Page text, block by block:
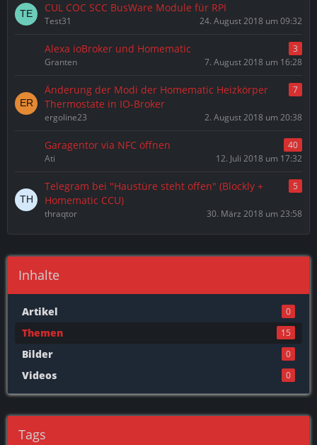
CUL COC SCC BusWare Module für RPI
Test31 24. August 2018 um 09:32
Alexa ioBroker und Homematic
3
Granten
7. August 2018 um 16:28
Änderung der Modi der Homematic Heizkörper
Thermostate in IO-Broker
7
ergoline23 2. August 2018 um 20:38
Garagentor via NFC öffnen
40
Ati
12. Juli 2018 um 17:32
Telegram bei "Haustüre steht offen" (Blockly +
Homematic CCU)
5
thraqtor 30. März 2018 um 23:58
Inhalte
Artikel 0
Themen 15
Bilder 0
Videos 0
Tags